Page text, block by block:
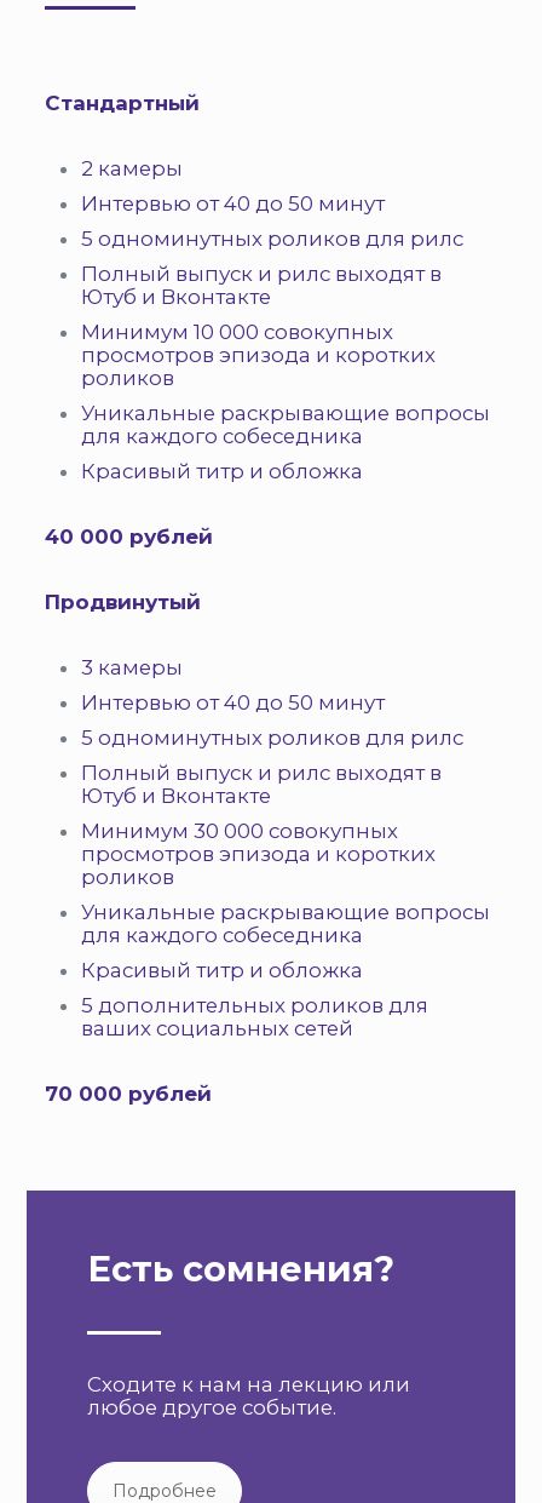
Стандартный
2 камеры
Интервью от 40 до 50 минут
5 одноминутных роликов для рилс
Полный выпуск и рилс выходят в
Ютуб и Вконтакте
Минимум 10 000 совокупных
просмотров эпизода и коротких
роликов
Уникальные раскрывающие вопросы
для каждого собеседника
Красивый титр и обложка
40 000 рублей
Продвинутый
3 камеры
Интервью от 40 до 50 минут
5 одноминутных роликов для рилс
Полный выпуск и рилс выходят в
Ютуб и Вконтакте
Минимум 30 000 совокупных
просмотров эпизода и коротких
роликов
Уникальные раскрывающие вопросы
для каждого собеседника
Красивый титр и обложка
5 дополнительных роликов для
ваших социальных сетей
70 000 рублей
Есть сомнения?
Сходите к нам на лекцию или
любое другое событие.
Подробнее